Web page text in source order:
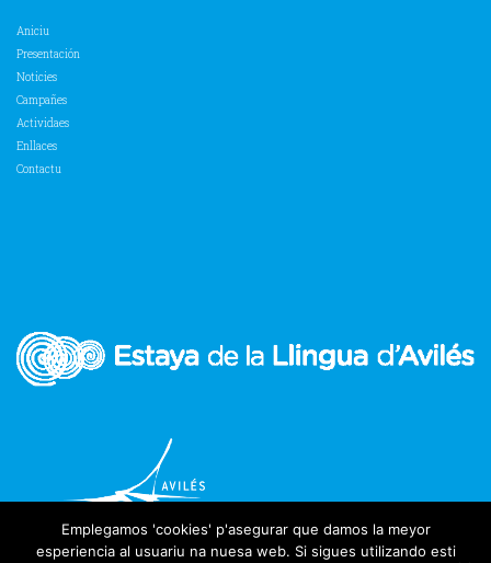
Aniciu
Presentación
Noticies
Campañes
Actividaes
Enllaces
Contactu
Emplegamos 'cookies' p'asegurar que damos la meyor
esperiencia al usuariu na nuesa web. Si sigues utilizando esti